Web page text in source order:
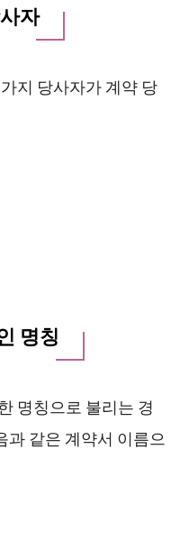
자
지 당사자가 계약 당
명칭
명칭으로 불리는 경
과 같은 계약서 이름으